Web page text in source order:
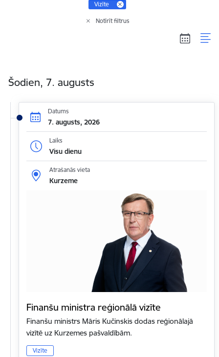
Vizīte
Notīrīt filtrus
Šodien, 7. augusts
Datums
7. augusts, 2026
Laiks
Visu dienu
Atrašanās vieta
Kurzeme
Finanšu ministra reģionālā vizīte
Finanšu ministrs Māris Kučinskis dodas reģionālajā
vizītē uz Kurzemes pašvaldībām.
Vizīte